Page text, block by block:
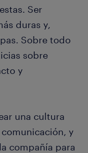
Ser
duras y,
Sobre todo
sobre
y
una cultura
y
compañía para